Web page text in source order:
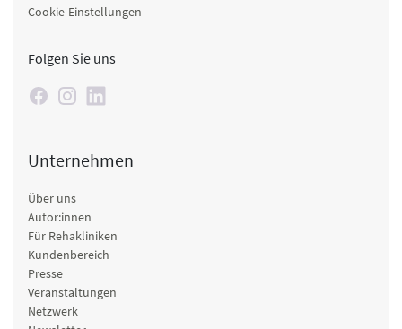
Cookie-Einstellungen
Folgen Sie uns
Unternehmen
Über uns
Autor:innen
Für Rehakliniken
Kundenbereich
Presse
Veranstaltungen
Netzwerk